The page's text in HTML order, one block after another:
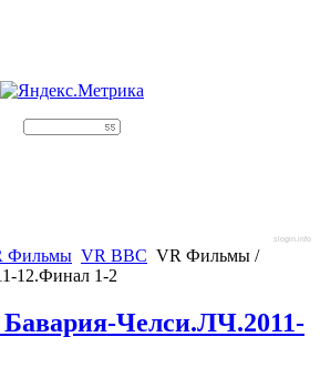
slogin.info
Фильмы VR BBC VR Фильмы /
12.Финал 1-2
Челси.ЛЧ.2011-